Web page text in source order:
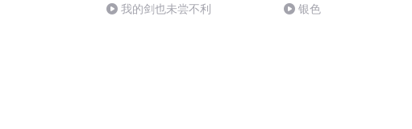
我的剑也未尝不利 银色